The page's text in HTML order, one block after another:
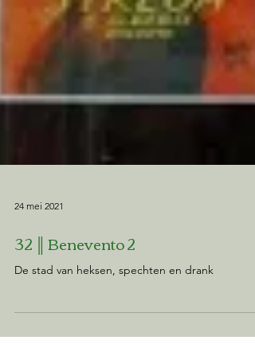
24 mei 2021
32 ║ Benevento 2
De stad van heksen, spechten en drank